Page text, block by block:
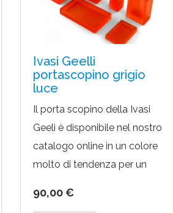
Ivasi Geelli
portascopino grigio
luce
Il porta scopino della Ivasi
Geeli è disponibile nel nostro
catalogo online in un colore
molto di tendenza per un
luce. Il design è curato nei
90,00 €